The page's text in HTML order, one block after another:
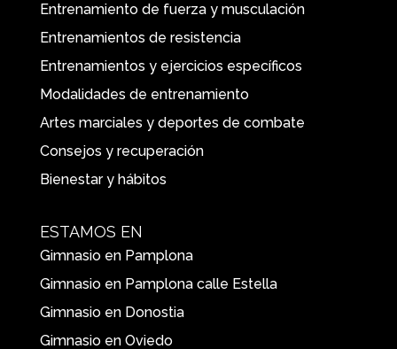
Entrenamiento de fuerza y musculación
Entrenamientos de resistencia
Entrenamientos y ejercicios específicos
Modalidades de entrenamiento
Artes marciales y deportes de combate
Consejos y recuperación
Bienestar y hábitos
ESTAMOS EN
Gimnasio en Pamplona
Gimnasio en Pamplona calle Estella
Gimnasio en Donostia
Gimnasio en Oviedo